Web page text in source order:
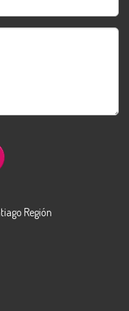
Región